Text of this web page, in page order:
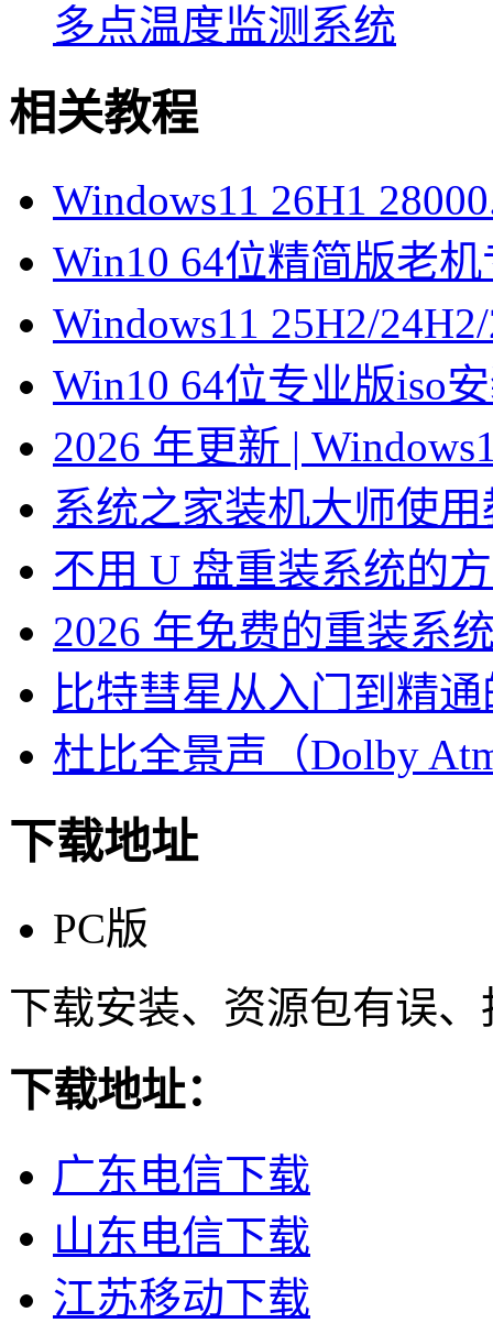
多点温度监测系统
相关教程
Windows11 26H1
Win10 64位精简版老
Windows11 25H2/
Win10 64位专业版iso
2026 年更新 |
系统之家装机大师使
不用 U 盘重装系统的
2026 年免费的重装系
比特彗星从入门到精
杜比全景声（Dolby
下载地址
PC版
下载安装、资源包有误
下载地址：
广东电信下载
山东电信下载
江苏移动下载